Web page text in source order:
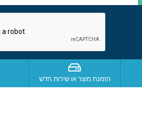
הזמנת מוצר או שירות חדש